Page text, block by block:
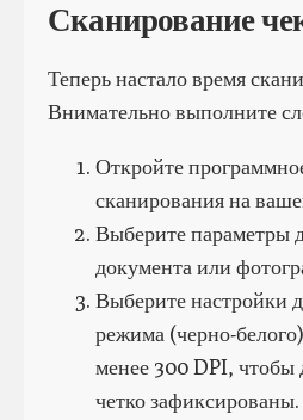
Сканирование
Теперь настало время
Внимательно выполните
Откройте
сканирования на
Выберите параметры
документа или
Выберите настройки
режима (черно-
менее 300 DPI, чтобы
четко зафиксированы.